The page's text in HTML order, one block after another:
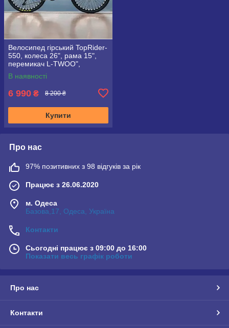
Велосипед гірський TopRider-
550, колеса 26", рама 15",
перемикач L-TWOO",
червоний
В наявності
6 990 ₴ 8 200 ₴
Купити
Про нас
97% позитивних з 98 відгуків за рік
Працює з 26.06.2020
м. Одеса
Базова,17, Одеса, Україна
Контакти
Сьогодні працює з 09:00 до 16:00
Показати весь графік роботи
Про нас
Контакти